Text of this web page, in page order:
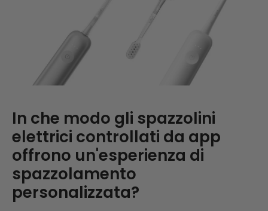
In che modo gli spazzolini
elettrici controllati da app
offrono un'esperienza di
spazzolamento
personalizzata?